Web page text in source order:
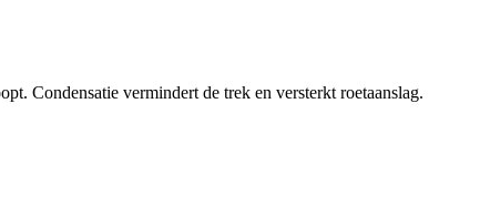
Condensatie vermindert de trek en versterkt roetaanslag.